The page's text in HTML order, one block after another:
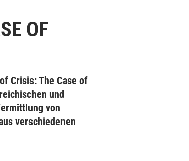
OF
Crisis: The Case of
und
von
verschiedenen